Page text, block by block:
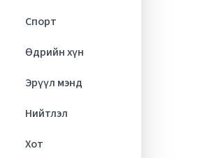
Спорт
Өдрийн хүн
Эрүүл мэнд
Нийтлэл
Хот